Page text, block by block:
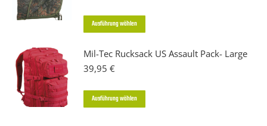
auf.
Die
Optionen
Ausführung wählen
weist
Varianten
auf.
Mil-Tec Rucksack US Assault Pack- Large
39,95 €
Ausführung wählen